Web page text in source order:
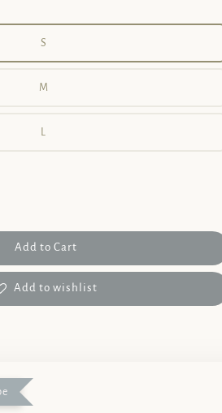
S
M
L
Add to Cart
Add to wishlist